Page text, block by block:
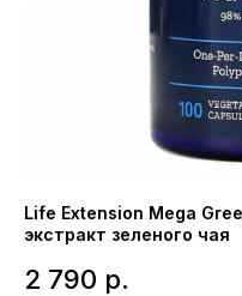
Life Extension Mega
экстракт зеленого чая
2 790 р.